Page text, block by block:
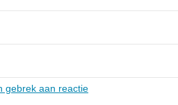
gebrek aan reactie